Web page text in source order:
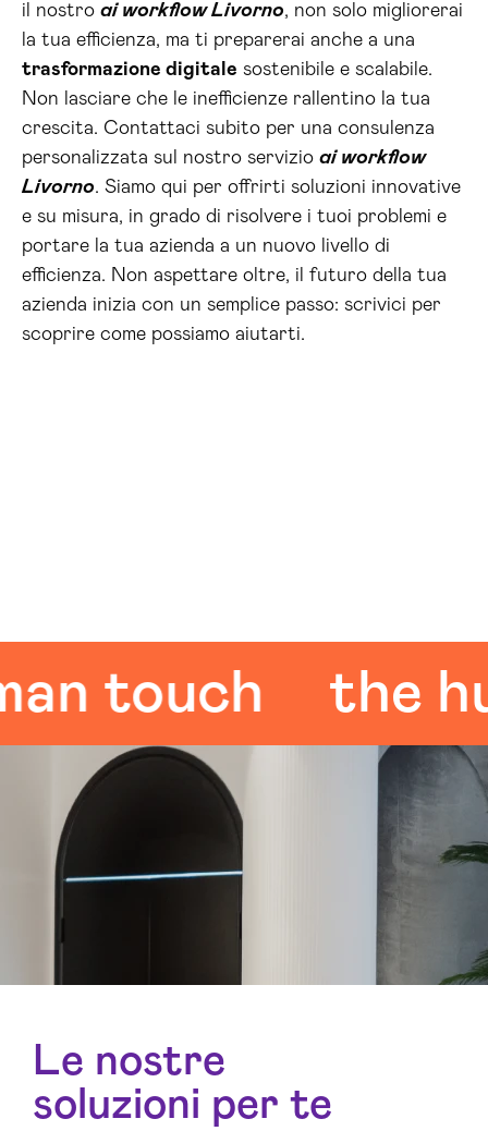
il nostro ai workflow Livorno, non solo migliorerai
la tua efficienza, ma ti preparerai anche a una
trasformazione digitale sostenibile e scalabile.
Non lasciare che le inefficienze rallentino la tua
crescita. Contattaci subito per una consulenza
personalizzata sul nostro servizio ai workflow
Livorno. Siamo qui per offrirti soluzioni innovative
e su misura, in grado di risolvere i tuoi problemi e
portare la tua azienda a un nuovo livello di
efficienza. Non aspettare oltre, il futuro della tua
azienda inizia con un semplice passo: scrivici per
scoprire come possiamo aiutarti.
the
Le nostre
soluzioni per te